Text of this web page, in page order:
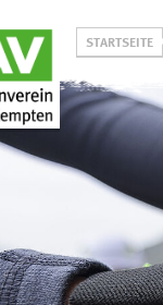
Programm
Sommerprogramm
Jugend on Tour
STARTSEITE